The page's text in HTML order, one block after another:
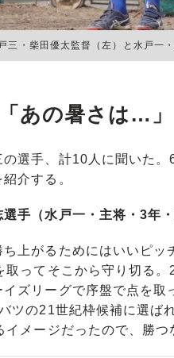
三・柴田優太監督（左）と水戸
あの暑さは…」
選手、計10人に聞いた。
介する。
選手（水戸一・主将・3年
上がるためにはいいピッ
取ってそこから守り切る
ズリーグで序盤で点を
ツの21世紀枠候補に選ば
メージだったので、勝つ